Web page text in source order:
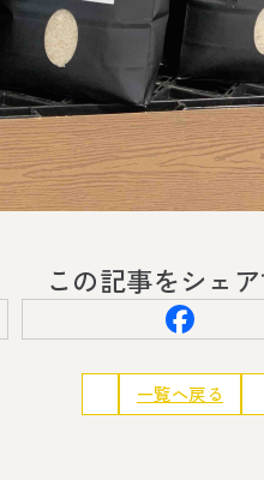
この記事をシェ
一覧へ戻る